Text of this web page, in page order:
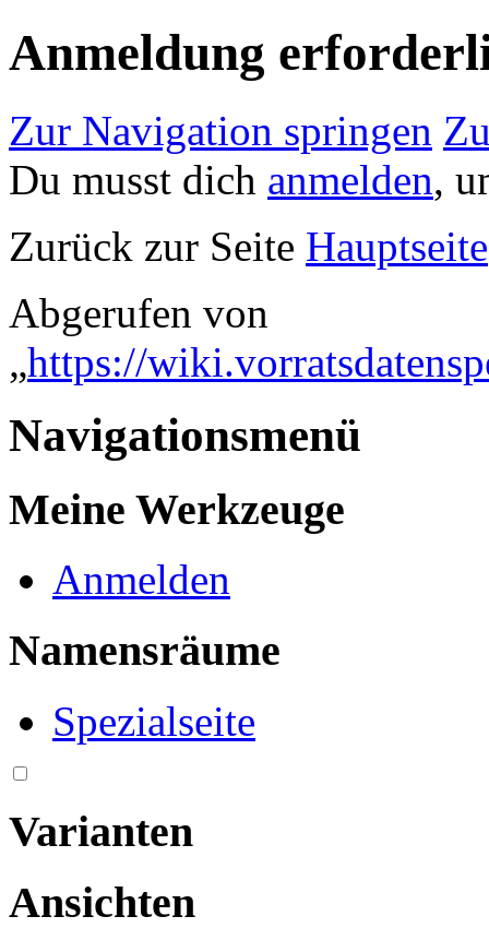
Anmeldung
Zur Navigation springen
Du musst dich anmelden,
Zurück zur Seite Hauptseite
Abgerufen von
„https://
Navigationsmenü
Meine Werkzeuge
Anmelden
Namensräume
Spezialseite
Varianten
Ansichten